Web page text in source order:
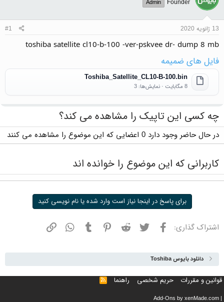
Founder
Admin
13 ژانویه 2020 #1
toshiba satellite cl10-b-100 -ver-pskvee dr- dump 8 mb
فایل های ضمیمه
Toshiba_Satellite_CL10-B-100.bin
8 مگابایت · نمایش‌ها: 3
چه کسی این تاپیک را مشاهده می کند؟
در حال حاضر وجود دارد 0 اعضایی که این موضوع را مشاهده می کنند
کاربرانی که این موضوع را خوانده اند
برای پاسخ در اینجا نیاز است وارد شده یا نام نویسی کنید
اشتراک گذاری: فیسبوک توییتر ردیت پینترستتامبلر واتسپ
دانلود بایوس Toshiba
قوانین و مقررات حریم شخصی راهنما خوراک
|
Add-Ons by xenMade.com